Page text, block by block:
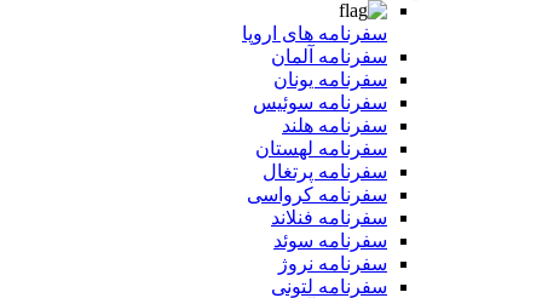
سفرنامه های اروپا
سفرنامه آلمان
سفرنامه یونان
سفرنامه سوئیس
سفرنامه هلند
سفرنامه لهستان
سفرنامه پرتغال
سفرنامه کرواسی
سفرنامه فنلاند
سفرنامه سوئد
سفرنامه نروژ
سفرنامه لتونی